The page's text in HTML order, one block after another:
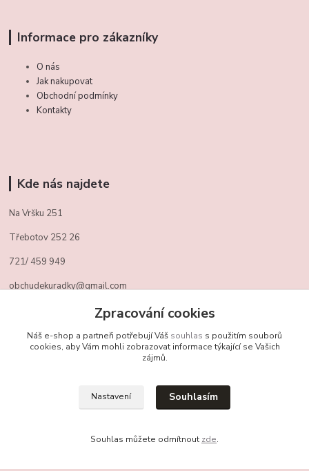
Informace pro zákazníky
O nás
Jak nakupovat
Obchodní podmínky
Kontakty
Kde nás najdete
Na Vršku 251
Třebotov 252 26
721/ 459 949
obchudekuradky@gmail.com
Kontakty
Zpracování cookies
Náš e-shop a partneři potřebují Váš souhlas s použitím souborů
cookies, aby Vám mohli zobrazovat informace týkající se Vašich
zájmů.
Nastavení Souhlasím
Souhlas můžete odmítnout zde.